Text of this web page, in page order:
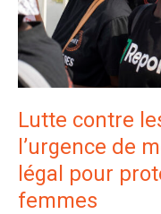
Lutte contre
l’urgence de
légal pour
femmes